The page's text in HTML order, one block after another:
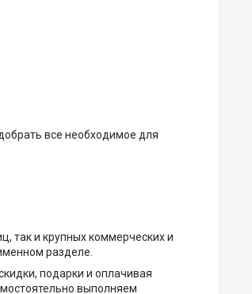
все необходимое для
так и крупных коммерческих и
разделе.
подарки и оплачивая
выполняем